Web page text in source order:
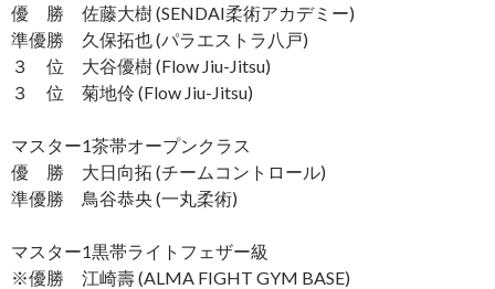
優 勝 佐藤大樹 (SENDAI柔術アカデミー)
準優勝 久保拓也 (パラエストラ八戸)
３ 位 大谷優樹 (Flow Jiu-Jitsu)
３ 位 菊地伶 (Flow Jiu-Jitsu)
マスター1茶帯オープンクラス
優 勝 大日向拓 (チームコントロール)
準優勝 鳥谷恭央 (一丸柔術)
マスター1黒帯ライトフェザー級
※優勝 江崎壽 (ALMA FIGHT GYM BASE)